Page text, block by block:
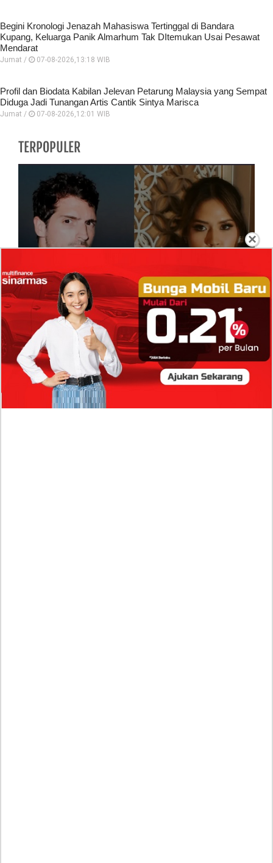
×
Begini Kronologi Jenazah Mahasiswa Tertinggal di Bandara
Kupang, Keluarga Panik Almarhum Tak DItemukan Usai Pesawat
Mendarat
Jumat / 07-08-2026,13:18 WIB
Profil dan Biodata Kabilan Jelevan Petarung Malaysia yang Sempat
Diduga Jadi Tunangan Artis Cantik Sintya Marisca
Jumat / 07-08-2026,12:01 WIB
TERPOPULER
Isi Komentar Raisa Andriana di TikTok
Mathis Molinie Terkuak, Diduga jadi Isyarat
Go Publik?
Profil Biodata Mathis Molinié, Chef Prancis Pacar
Baru Raisa Andriana yang Kini Resmi Go Publik?
Sumber Penghasilan Asila Maisa Apa Saja?
Dituding Beli Barang Branded Pakai Uang Ayah